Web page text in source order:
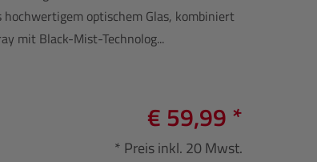
optischem Glas, kombiniert
mit Black-Mist-Technolog...
€ 59,99 *
* Preis inkl. 20 Mwst.